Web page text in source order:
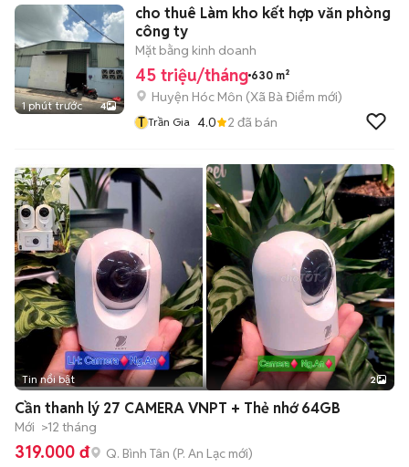
1 phút trước 4
cho thuê Làm kho kết hợp văn phòng
công ty
Mặt bằng kinh doanh
45 triệu/tháng 630 m²
Huyện Hóc Môn (Xã Bà Điểm mới)
T Trần Gia 4.0 2 đã bán
Tin nổi bật 2
Cần thanh lý 27 CAMERA VNPT + Thẻ nhớ 64GB
Mới >12 tháng
319.000 đ Q. Bình Tân (P. An Lạc mới)